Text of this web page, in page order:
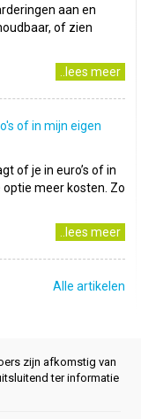
aan en
of zien
..lees meer
of in mijn eigen
of je in euro’s of in
meer kosten. Zo
..lees meer
Alle artikelen
zijn afkomstig van
ter informatie